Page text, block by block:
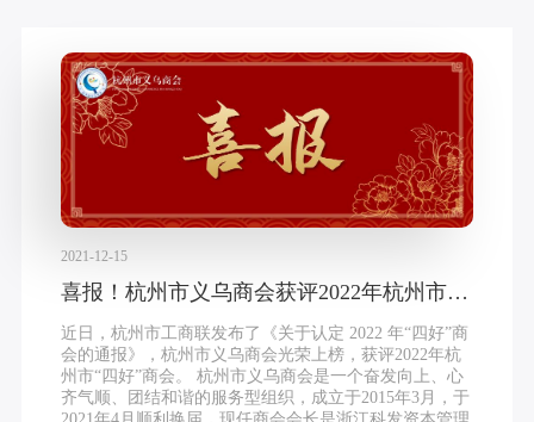
2021-12-15
喜报！杭州市义乌商会获评2022年杭州市“四好”商会
近日，杭州市工商联发布了《关于认定 2022 年“四好”商
会的通报》，杭州市义乌商会光荣上榜，获评2022年杭
州市“四好”商会。 杭州市义乌商会是一个奋发向上、心
齐气顺、团结和谐的服务型组织，成立于2015年3月，于